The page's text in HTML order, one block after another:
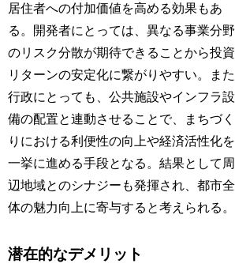
居住者への付加価値を高める効果もあ
る。開発者にとっては、異なる事業分野
のリスク分散が期待できることから投資
リターンの安定化に繋がりやすい。また
行政にとっても、公共施設やインフラ設
備の配置と連動させることで、まちづく
りにおける利便性の向上や経済活性化を
一挙に進める手段となる。結果として周
辺地域とのシナジーも発揮され、都市全
体の魅力向上に寄与すると考えられる。
潜在的なデメリット